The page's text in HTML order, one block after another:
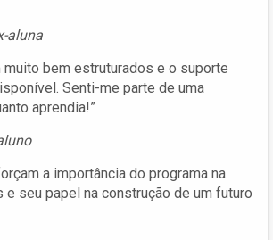
aluna
muito bem estruturados e o suporte
Senti-me parte de uma
aprendia!”
a importância do programa na
seu papel na construção de um futuro